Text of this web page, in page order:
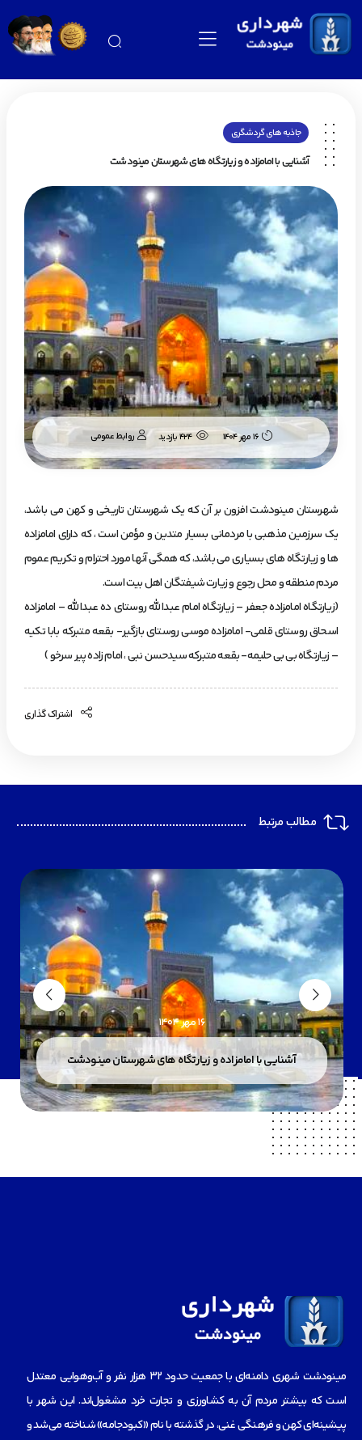
جاذبه های گردشگری
آشنایى با امامزاده و زیارتگاه هاى شهرستان مینودشت
۱۶ مهر ۱۴۰۴ 424 بازدید روابط عمومی
شهرستان مینودشت افزون بر آن که یک شهرستان تاریخى و کهن مى باشد،
یک سرزمین مذهبى با مردمانى بسیار متدین و مؤمن است ، که داراى امامزاده
ها و زیارتگاه هاى بسیارى مى باشد، که همگى آنها مورد احترام و تکریم عموم
مردم منطقه و محل رجوع و زیارت شیفتگان اهل بیت است.
(زیارتگاه امامزاده جعفر – زیارتگاه امام عبدالله روستاى ده عبدالله – امامزاده
اسحاق روستاى قلمى- امامزاده موسى روستاى بازگیر- بقعه متبرکه بابا تکیه
– زیارتگاه بى بى حلیمه- بقعه متبرکه سیدحسن نبى ، امام زاده پیر سرخو )
اشتراک گذاری
مطالب مرتبط
۱۶ مهر ۱۴۰۴
آشنایى با امامزاده و زیارتگاه هاى شهرستان مینودشت
مینودشت شهری دامنه‌ای با جمعیت حدود ۳۲ هزار نفر و آب‌و‌هوایی معتدل
است که بیشتر مردم آن به کشاورزی و تجارت خرد مشغول‌اند. این شهر با
پیشینه‌ای کهن و فرهنگی غنی، در گذشته با نام «کبودجامه» شناخته می‌شد و